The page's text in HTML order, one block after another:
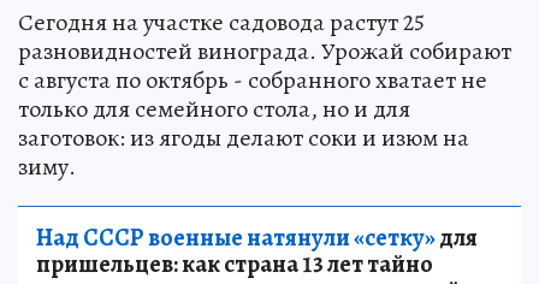
Сегодня на участке садовода растут 25
разновидностей винограда. Урожай собирают
с августа по октябрь - собранного хватает не
только для семейного стола, но и для
заготовок: из ягоды делают соки и изюм на
зиму.
Над СССР военные натянули «сетку»для
пришельцев: как страна 13 лет тайно